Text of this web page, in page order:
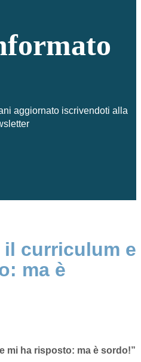
aggiornato iscrivendoti alla
il curriculum e
ma è
mi ha risposto: ma è sordo!”